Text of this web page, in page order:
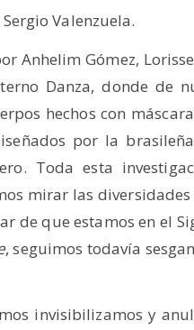
Valenzuela.
Anhelim Gómez,
Danza, donde de
hechos con
por la
Toda esta
mirar las
de que estamos en el
, seguimos todavía
invisibilizamos y